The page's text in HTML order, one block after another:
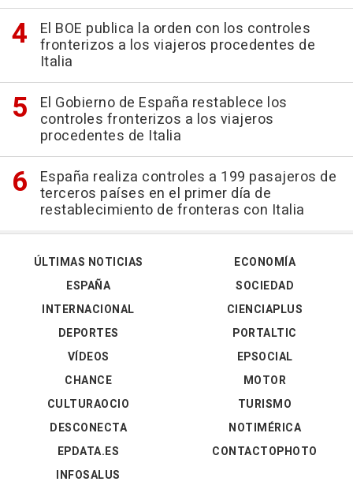
El BOE publica la orden con los controles
fronterizos a los viajeros procedentes de
Italia
El Gobierno de España restablece los
controles fronterizos a los viajeros
procedentes de Italia
España realiza controles a 199 pasajeros de
terceros países en el primer día de
restablecimiento de fronteras con Italia
ÚLTIMAS NOTICIAS
ESPAÑA
INTERNACIONAL
DEPORTES
VÍDEOS
ECONOMÍA
SOCIEDAD
CIENCIAPLUS
PORTALTIC
EPSOCIAL
CHANCE
CULTURAOCIO
DESCONECTA
EPDATA.ES
INFOSALUS
MOTOR
TURISMO
NOTIMÉRICA
CONTACTOPHOTO